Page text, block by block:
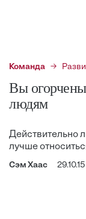
Команда
Вы
людям
Действительно
лучше
Сэм Хаас 29.10.15